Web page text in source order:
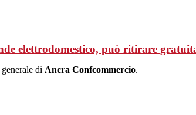
elettrodomestico, può ritirare
di Ancra Confcommercio.